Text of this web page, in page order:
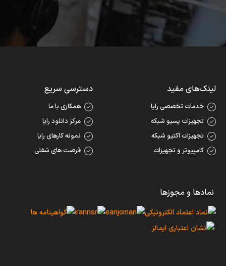
لینک‌های مفید
خدمات تخصصی رایا
تجهیزات پسیو شبکه
تجهیزات اکتیو شبکه
کامپیوتر و تجهیزات
دسترسی سریع
همکاری با ما
مرکز دانلود رایا
نمونه کارهای رایا
فرصت های شغلی
نمادها و مجوزها